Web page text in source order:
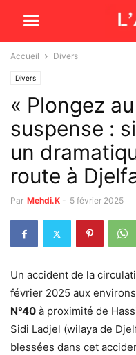
Accueil Divers
Divers
« Plongez
suspense :
un
route à
Par Mehdi.K - 5 février 2025
Un accident de la
février 2025 aux
N°40 à proximité de
Sidi Ladjel (wilaya de
blessées dans cet